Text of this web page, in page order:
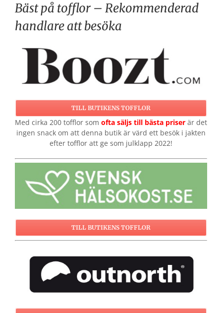
Bäst på tofflor – Rekommenderad
handlare att besöka
TILL BUTIKENS TOFFLOR
Med cirka 200 tofflor som ofta säljs till bästa priser är det
ingen snack om att denna butik är värd ett besök i jakten
efter tofflor att ge som julklapp 2022!
TILL BUTIKENS TOFFLOR